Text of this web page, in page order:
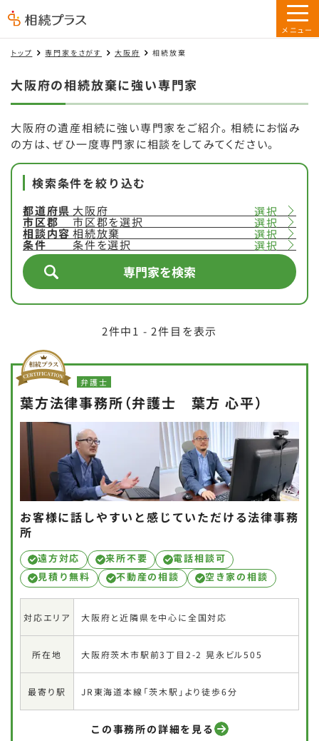
トップ 専門家をさがす 大阪府 相続放棄
大阪府の相続放棄に強い専門家
大阪府の遺産相続に強い専門家をご紹介。相続にお悩み
の方は、ぜひ一度専門家に相談をしてみてください。
検索条件を絞り込む
都道府県 大阪府 選択
市区郡 市区郡を選択 選択
相談内容 相続放棄 選択
条件 条件を選択 選択
専門家を検索
2件中1 - 2件目を表示
弁護士
葉方法律事務所（弁護士 葉方 心平）
お客様に話しやすいと感じていただける法律事務
所
遠方対応 来所不要
電話相談可
見積り無料
不動産の相談 空き家の相談
対応エリア 大阪府と近隣県を中心に全国対応
所在地 大阪府茨木市駅前3丁目2-2 晃永ビル505
最寄り駅 JR東海道本線「茨木駅」より徒歩6分
この事務所の詳細を見る